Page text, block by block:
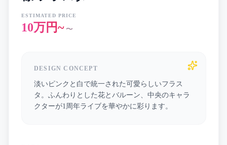
ESTIMATED PRICE
10万円~ 〜
DESIGN CONCEPT
淡いピンクと白で統一された可愛らしいフラス
タ。ふんわりとした花とバルーン、中央のキャラ
クターが1周年ライブを華やかに彩ります。